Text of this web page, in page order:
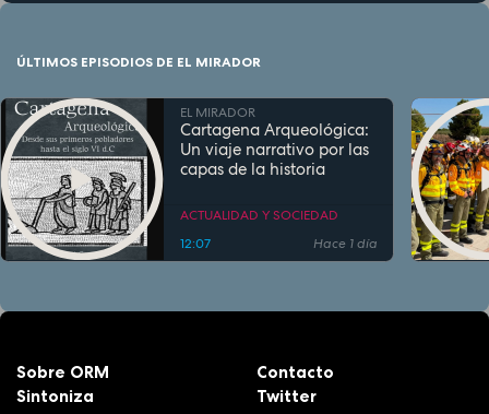
ÚLTIMOS EPISODIOS DE EL MIRADOR
EL MIRADOR
Cartagena Arqueológica:
Un viaje narrativo por las
capas de la historia
ACTUALIDAD Y SOCIEDAD
12:07
Hace 1 día
Sobre ORM
Sintoniza
Contacto
Twitter